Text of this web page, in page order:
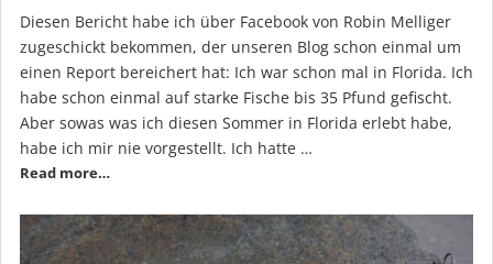
Diesen Bericht habe ich über Facebook von Robin Melliger
zugeschickt bekommen, der unseren Blog schon einmal um
einen Report bereichert hat: Ich war schon mal in Florida. Ich
habe schon einmal auf starke Fische bis 35 Pfund gefischt.
Aber sowas was ich diesen Sommer in Florida erlebt habe,
habe ich mir nie vorgestellt. Ich hatte …
Read more…